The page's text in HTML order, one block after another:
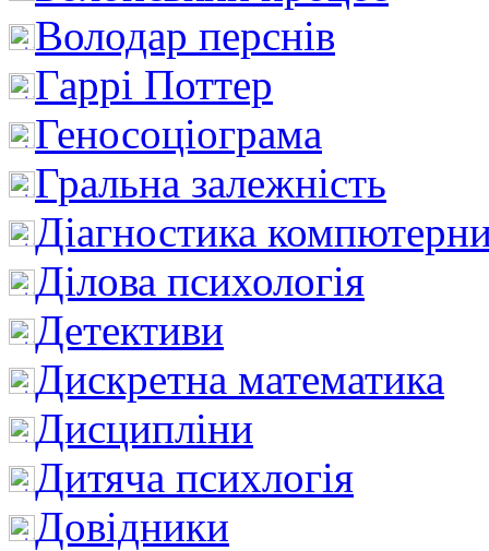
Володар перснів
Гаррі Поттер
Геносоціограма
Гральна залежність
Діагностика
Ділова психологія
Детективи
Дискретна математика
Дисципліни
Дитяча психлогія
Довідники